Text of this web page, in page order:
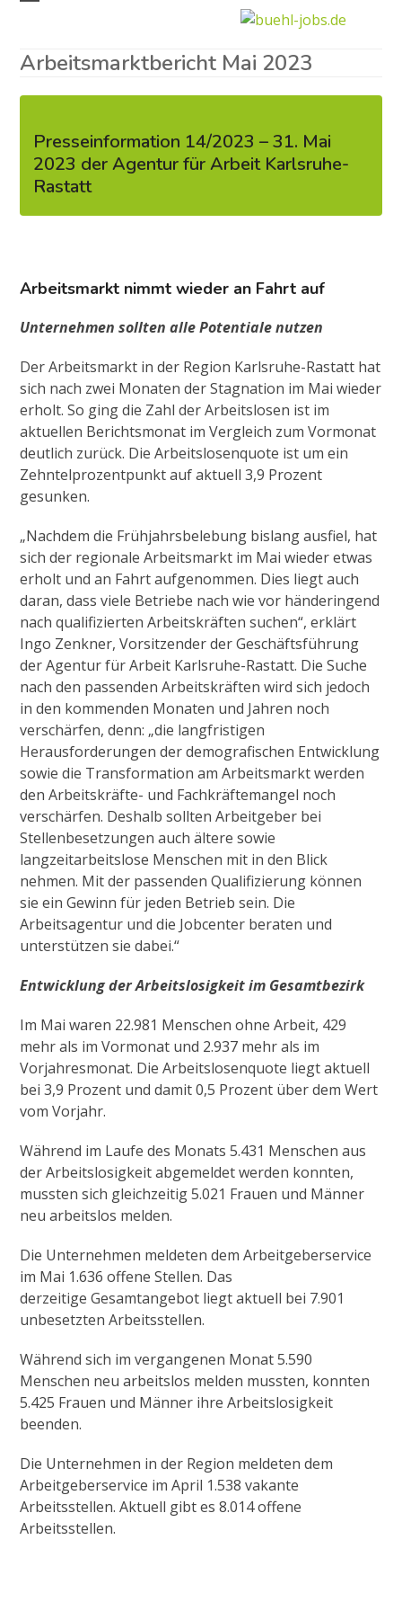
contentmobile
mobile
Arbeitsmarktbericht Mai 2023
Presseinformation 14/2023 – 31. Mai
2023 der Agentur für Arbeit Karlsruhe-
Rastatt
Arbeitsmarkt nimmt wieder an Fahrt auf
Unternehmen sollten alle Potentiale nutzen
Der Arbeitsmarkt in der Region Karlsruhe-Rastatt hat
sich nach zwei Monaten der Stagnation im Mai wieder
erholt. So ging die Zahl der Arbeitslosen ist im
aktuellen Berichtsmonat im Vergleich zum Vormonat
deutlich zurück. Die Arbeitslosenquote ist um ein
Zehntelprozentpunkt auf aktuell 3,9 Prozent
gesunken.
„Nachdem die Frühjahrsbelebung bislang ausfiel, hat
sich der regionale Arbeitsmarkt im Mai wieder etwas
erholt und an Fahrt aufgenommen. Dies liegt auch
daran, dass viele Betriebe nach wie vor händeringend
nach qualifizierten Arbeitskräften suchen“, erklärt
Ingo Zenkner, Vorsitzender der Geschäftsführung
der Agentur für Arbeit Karlsruhe-Rastatt. Die Suche
nach den passenden Arbeitskräften wird sich jedoch
in den kommenden Monaten und Jahren noch
verschärfen, denn: „die langfristigen
Herausforderungen der demografischen Entwicklung
sowie die Transformation am Arbeitsmarkt werden
den Arbeitskräfte- und Fachkräftemangel noch
verschärfen. Deshalb sollten Arbeitgeber bei
Stellenbesetzungen auch ältere sowie
langzeitarbeitslose Menschen mit in den Blick
nehmen. Mit der passenden Qualifizierung können
sie ein Gewinn für jeden Betrieb sein. Die
Arbeitsagentur und die Jobcenter beraten und
unterstützen sie dabei.“
Entwicklung der Arbeitslosigkeit im Gesamtbezirk
Im Mai waren 22.981 Menschen ohne Arbeit, 429
mehr als im Vormonat und 2.937 mehr als im
Vorjahresmonat. Die Arbeitslosenquote liegt aktuell
bei 3,9 Prozent und damit 0,5 Prozent über dem Wert
vom Vorjahr.
Während im Laufe des Monats 5.431 Menschen aus
der Arbeitslosigkeit abgemeldet werden konnten,
mussten sich gleichzeitig 5.021 Frauen und Männer
neu arbeitslos melden.
Die Unternehmen meldeten dem Arbeitgeberservice
im Mai 1.636 offene Stellen. Das
derzeitige Gesamtangebot liegt aktuell bei 7.901
unbesetzten Arbeitsstellen.
Während sich im vergangenen Monat 5.590
Menschen neu arbeitslos melden mussten, konnten
5.425 Frauen und Männer ihre Arbeitslosigkeit
beenden.
Die Unternehmen in der Region meldeten dem
Arbeitgeberservice im April 1.538 vakante
Arbeitsstellen. Aktuell gibt es 8.014 offene
Arbeitsstellen.